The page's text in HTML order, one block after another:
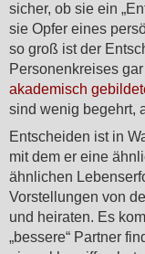
sicher, ob sie ein
sie Opfer eines
so groß ist der
Personenkreises
akademisch
sind wenig begehrt,
Entscheiden ist in
mit dem er eine
ähnlichen
Vorstellungen von
und heiraten. Es
„bessere“ Partner